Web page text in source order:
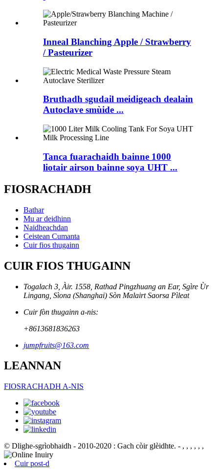
Inneal Blanching Apple / Strawberry
/ Pasteurizer
Bruthadh sgudail meidigeach dealain
Autoclave smùide ...
Tanca fuarachaidh bainne 1000
liotair airson bainne soya UHT ...
FIOSRACHADH
Bathar
Mu ar deidhinn
Naidheachdan
Ceistean Cumanta
Cuir fios thugainn
CUIR FIOS THUGAINN
Togalach 3, Àir. 1558, Rathad Pingzhuang an Ear, Sgìre Ùr
Lingang, Sìona (Shanghai) Sòn Malairt Saorsa Pìleat
Cuir fòn thugainn a-nis:
+8613681836263
jumpfruits@163.com
LEANNAN
FIOSRACHADH A-NIS
© Dlighe-sgrìobhaidh - 2010-2020 : Gach còir glèidhte. - , , , , , ,
Cuir post-d